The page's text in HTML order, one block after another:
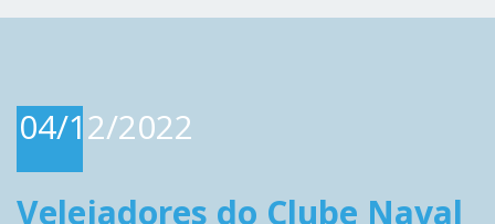
04/12/2022
Velejadores do Clube Naval